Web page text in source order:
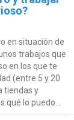
en situación de
trabajos que
en los que te
(entre 5 y 20
tiendas y
qué lo puedo...